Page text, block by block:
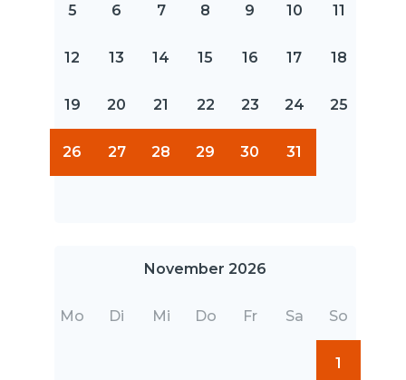
5 6 7 8 9 10 11
12 13 14 15 16 17 18
19 20 21 22 23 24 25
26 27 28 29 30 31
November 2026
Mo Di Mi Do Fr Sa So
1